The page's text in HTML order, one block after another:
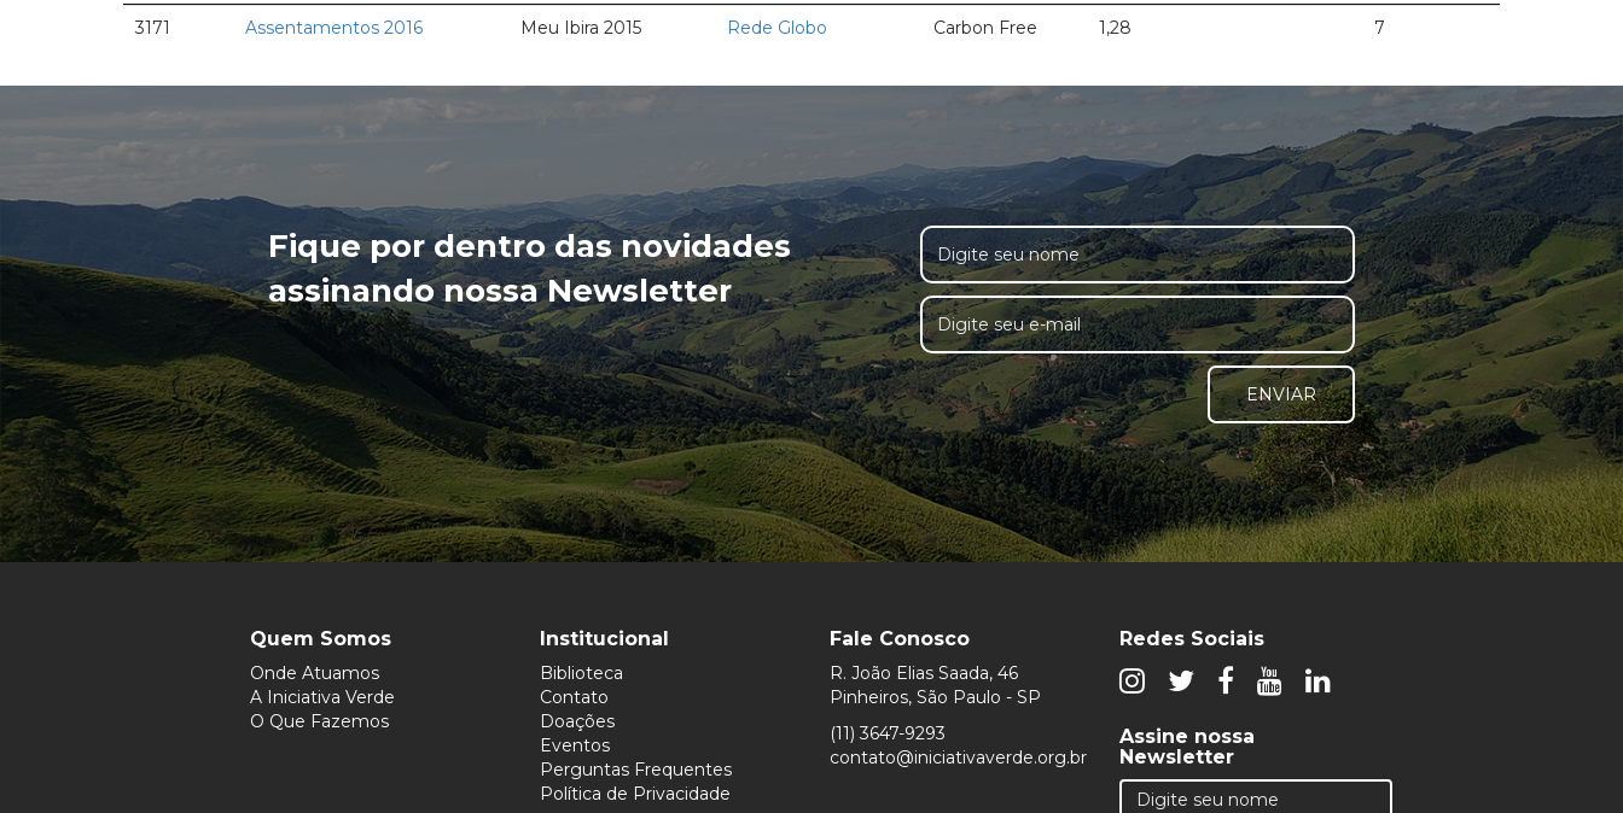
3171 Assentamentos 2016 Meu Ibira 2015 Rede Globo Carbon Free 1,28 7
Fique por dentro das novidades
assinando nossa Newsletter
ENVIAR
Quem Somos
Onde Atuamos
A Iniciativa Verde
O Que Fazemos
Institucional
Biblioteca
Contato
Doações
Eventos
Perguntas Frequentes
Política de Privacidade
Fale Conosco
R. João Elias Saada, 46
Pinheiros, São Paulo - SP
(11) 3647-9293
contato@iniciativaverde.org.br
Redes Sociais
Assine nossa
Newsletter